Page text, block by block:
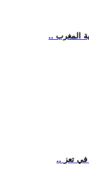
المغرب
في تعز